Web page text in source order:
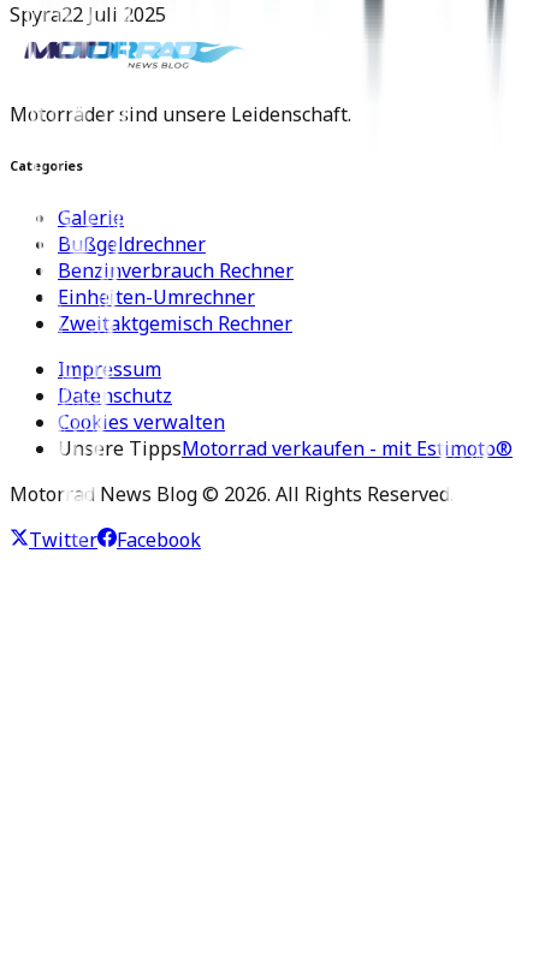
Spyra22 Juli 2025
Motorräder sind unsere Leidenschaft.
Categories
Galerie
Bußgeldrechner
Benzinverbrauch Rechner
Einheiten-Umrechner
Zweitaktgemisch Rechner
Impressum
Datenschutz
Cookies verwalten
Unsere TippsMotorrad verkaufen - mit Estimoto®
Motorrad News Blog © 2026. All Rights Reserved.
Twitter
Facebook